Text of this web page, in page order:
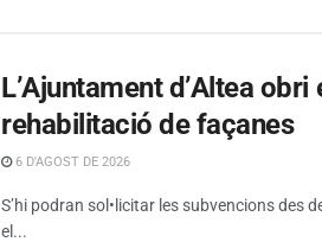
L’Ajuntament d’Altea
rehabilitació de façanes
6 D'AGOST DE 2026
S’hi podran sol•licitar les subvencions des
el...